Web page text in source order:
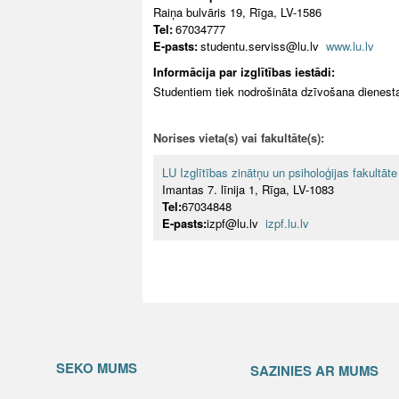
Raiņa bulvāris 19, Rīga, LV-1586
Tel:67034777
E-pasts:studentu.serviss@lu.lv www.lu.lv
Informācija par izglītības iestādi:
Studentiem tiek nodrošināta dzīvošana
Norises vieta(s) vai fakultāte(s):
LU Izglītības zinātņu un psiholoģijas fakultāte
Imantas 7. līnija 1, Rīga, LV-1083
Tel:67034848
E-pasts:izpf@lu.lv izpf.lu.lv
SEKO MUMS SAZINIES AR MUMS